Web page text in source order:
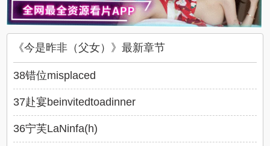
《今是昨非（父女）》最新章节
38错位misplaced
37赴宴beinvitedtoadinner
36宁芙LaNinfa(h)